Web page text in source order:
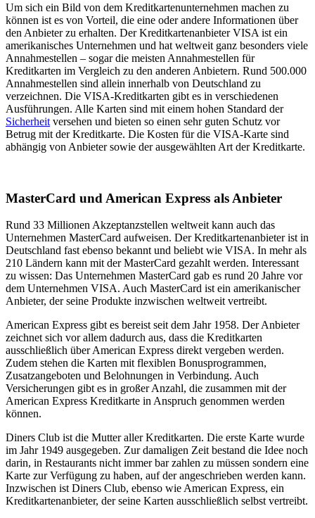
Um sich ein Bild von dem Kreditkartenunternehmen machen zu
können ist es von Vorteil, die eine oder andere Informationen über
den Anbieter zu erhalten. Der Kreditkartenanbieter VISA ist ein
amerikanisches Unternehmen und hat weltweit ganz besonders viele
Annahmestellen – sogar die meisten Annahmestellen für
Kreditkarten im Vergleich zu den anderen Anbietern. Rund 500.000
Annahmestellen sind allein innerhalb von Deutschland zu
verzeichnen. Die VISA-Kreditkarten gibt es in verschiedenen
Ausführungen. Alle Karten sind mit einem hohen Standard der
Sicherheit versehen und bieten so einen sehr guten Schutz vor
Betrug mit der Kreditkarte. Die Kosten für die VISA-Karte sind
abhängig von Anbieter sowie der ausgewählten Art der Kreditkarte.
MasterCard und American Express als Anbieter
Rund 33 Millionen Akzeptanzstellen weltweit kann auch das
Unternehmen MasterCard aufweisen. Der Kreditkartenanbieter ist in
Deutschland fast ebenso bekannt und beliebt wie VISA. In mehr als
210 Ländern kann mit der MasterCard gezahlt werden. Interessant
zu wissen: Das Unternehmen MasterCard gab es rund 20 Jahre vor
dem Unternehmen VISA. Auch MasterCard ist ein amerikanischer
Anbieter, der seine Produkte inzwischen weltweit vertreibt.
American Express gibt es bereist seit dem Jahr 1958. Der Anbieter
zeichnet sich vor allem dadurch aus, dass die Kreditkarten
ausschließlich über American Express direkt vergeben werden.
Zudem stehen die Karten mit flexiblen Bonusprogrammen,
Zusatzangeboten und Belohnungen in Verbindung. Auch
Versicherungen gibt es in großer Anzahl, die zusammen mit der
American Express Kreditkarte in Anspruch genommen werden
können.
Diners Club ist die Mutter aller Kreditkarten. Die erste Karte wurde
im Jahr 1949 ausgegeben. Zur damaligen Zeit bestand die Idee noch
darin, in Restaurants nicht immer bar zahlen zu müssen sondern eine
Karte zur Verfügung zu haben, auf der angeschrieben werden kann.
Inzwischen ist Diners Club, ebenso wie American Express, ein
Kreditkartenanbieter, der seine Karten ausschließlich selbst vertreibt.